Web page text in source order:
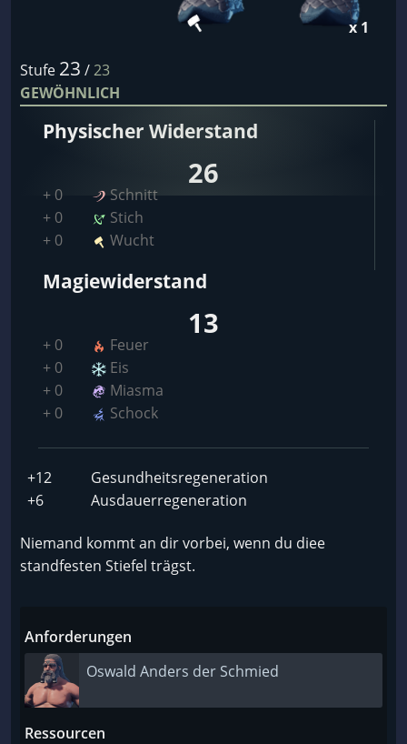
x 1
Stufe 23 /23
GEWÖHNLICH
Physischer Widerstand
26
+ 0
Schnitt
+ 0
Stich
+ 0
Wucht
Magiewiderstand
13
+ 0
Feuer
+ 0
Eis
+ 0
Miasma
+ 0
Schock
+12
Gesundheitsregeneration
+6
Ausdauerregeneration
Niemand kommt an dir vorbei, wenn du diee
standfesten Stiefel trägst.
Anforderungen
Oswald Anders der Schmied
Ressourcen